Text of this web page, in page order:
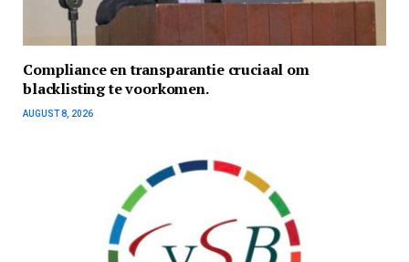
Compliance en transparantie cruciaal om
blacklisting te voorkomen.
AUGUST 8, 2026